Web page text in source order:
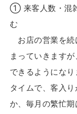
① 来客人数・混
む
お店の営業を続
まっていきます
できるようにな
タイムで、客入
か、毎月の繁忙